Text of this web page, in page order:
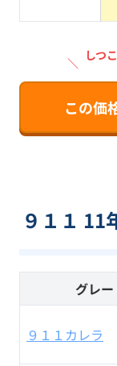
＼ しつ
この価
９１１ 11
グレー
９１１カレラ